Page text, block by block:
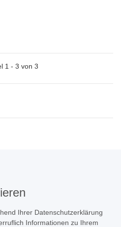
1 - 3 von 3
Ihrer Datenschutzerklärung
Informationen zu Ihrem